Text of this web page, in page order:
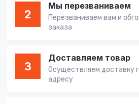
2
Мы перезваниваем
Перезваниваем вам и
заказа
3
Доставляем товар
Осуществляем доставку
адресу